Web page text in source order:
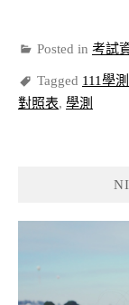
Posted in 考試
Tagged 111學
對照表, 學測